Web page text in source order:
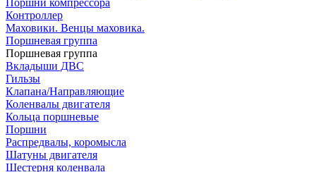
Поршни компрессора
Контроллер
Маховики. Венцы маховика.
Поршневая группа
Поршневая группа
Вкладыши ДВС
Гильзы
Клапана/Направляющие
Коленвалы двигателя
Кольца поршневые
Поршни
Распредвалы, коромысла
Шатуны двигателя
Шестерня коленвала